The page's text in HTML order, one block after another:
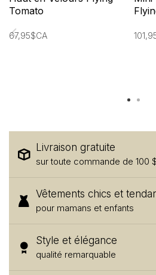
Tomato
67,95$CA
Livraison gratuite
sur toute commande de 100
Vêtements chics et
pour mamans et enfants
Style et élégance
qualité remarquable